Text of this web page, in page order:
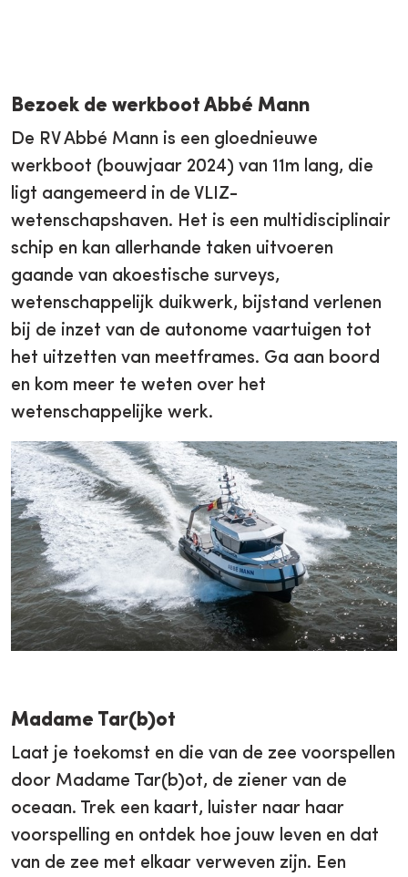
Bezoek de werkboot Abbé Mann
De RV Abbé Mann is een gloednieuwe
werkboot (bouwjaar 2024) van 11m lang, die
ligt aangemeerd in de VLIZ-
wetenschapshaven. Het is een multidisciplinair
schip en kan allerhande taken uitvoeren
gaande van akoestische surveys,
wetenschappelijk duikwerk, bijstand verlenen
bij de inzet van de autonome vaartuigen tot
het uitzetten van meetframes. Ga aan boord
en kom meer te weten over het
wetenschappelijke werk.
Madame Tar(b)ot
Laat je toekomst en die van de zee voorspellen
door Madame Tar(b)ot, de ziener van de
oceaan. Trek een kaart, luister naar haar
voorspelling en ontdek hoe jouw leven en dat
van de zee met elkaar verweven zijn. Een